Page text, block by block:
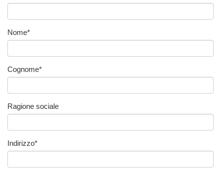
Nome*
Cognome*
Ragione sociale
Indirizzo*